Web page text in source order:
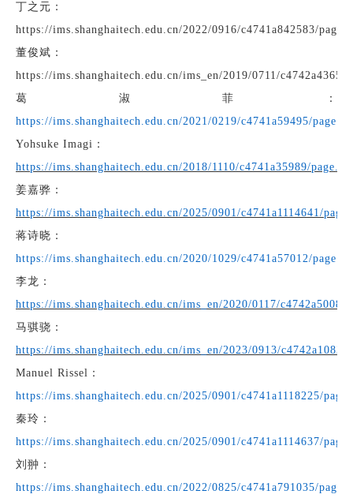
丁之元：
https://ims.shanghaitech.edu.cn/2022/0916/c4741a842583/
董俊斌：
https://ims.shanghaitech.edu.cn/ims_en/2019/0711/
葛淑菲
：
https://ims.shanghaitech.edu.cn/2021/0219/c4741a59495/
Yohsuke Imagi ：
https://ims.shanghaitech.edu.cn/2018/1110/c4741a35989/
姜嘉骅 ：
https://ims.shanghaitech.edu.cn/2025/0901/c4741a1114641/
蒋诗晓：
https://ims.shanghaitech.edu.cn/2020/1029/c4741a57012/
李龙：
https://ims.shanghaitech.edu.cn/ims_en/2020/0117/
马骐骁 ：
https://ims.shanghaitech.edu.cn/ims_en/2023/0913/
Manuel Rissel ：
https://ims.shanghaitech.edu.cn/2025/0901/c4741a1118225/
秦玲 ：
https://ims.shanghaitech.edu.cn/2025/0901/c4741a1114637/
刘翀 ：
https://ims.shanghaitech.edu.cn/2022/0825/c4741a791035/